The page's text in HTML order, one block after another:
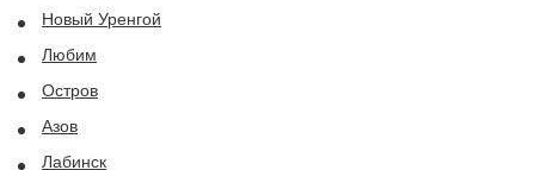
Новый Уренгой
Любим
Остров
Азов
Лабинск